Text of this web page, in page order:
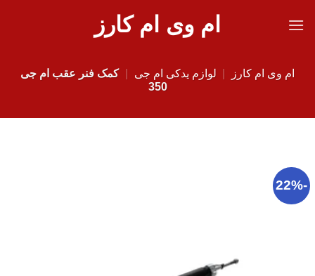
ام وی ام کارز
ام وی ام کارز لوازم یدکی ام جی
کمک فنر عقب ام جی
350
-22%